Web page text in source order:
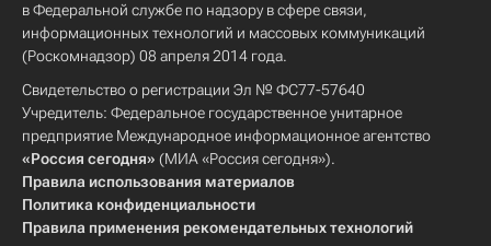
в Федеральной службе по надзору в сфере связи,
информационных технологий и массовых коммуникаций
(Роскомнадзор) 08 апреля 2014 года.
Свидетельство о регистрации Эл № ФС77-57640
Учредитель: Федеральное государственное унитарное
предприятие Международное информационное агентство
«Россия сегодня» (МИА «Россия сегодня»).
Правила использования материалов
Политика конфиденциальности
Правила применения рекомендательных технологий